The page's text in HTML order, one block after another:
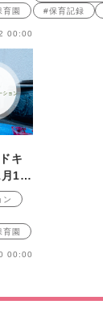
園
00:00
#保育記録
キ
10
ン
園
00:00